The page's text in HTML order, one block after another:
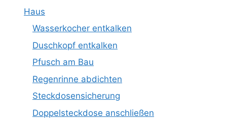
Haus
Wasserkocher entkalken
Duschkopf entkalken
Pfusch am Bau
Regenrinne abdichten
Steckdosensicherung
Doppelsteckdose anschließen